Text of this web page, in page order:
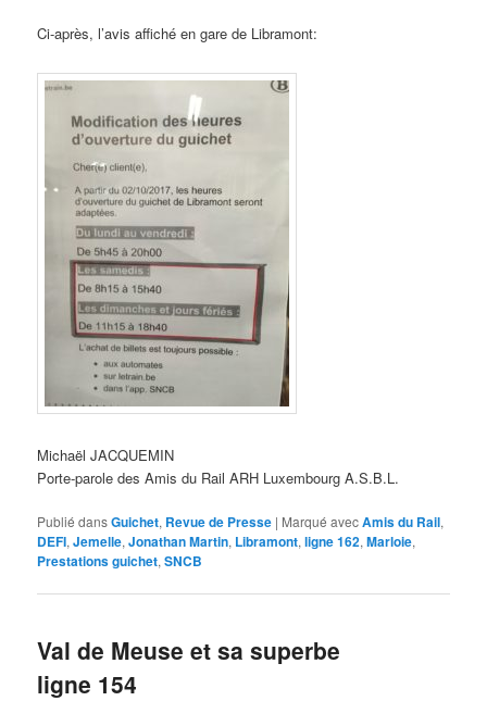
Ci-après, l’avis affiché en gare de Libramont:
Michaël JACQUEMIN
Porte-parole des Amis du Rail ARH Luxembourg A.S.B.L.
Publié dansGuichet, Revue de Presse | Marqué avecAmis du Rail,
DEFI,Jemelle,Jonathan Martin, Libramont,ligne 162,Marloie,
Prestations guichet,SNCB
Val de Meuse et sa superbe
ligne 154